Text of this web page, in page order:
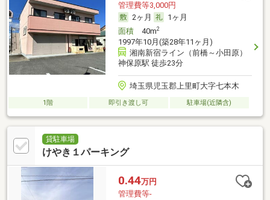
管理費等3,000円
2ヶ月
1ヶ月
面積40m2
1997年10月(築28年11ヶ月)
湘南新宿ライン（前橋～小田原）
神保原駅 徒歩23分
埼玉県児玉郡上里町大字七本木
1階 即引き渡し可 駐車場(近隣含)
貸駐車場
けやき１パーキング
0.44万円
管理費等-